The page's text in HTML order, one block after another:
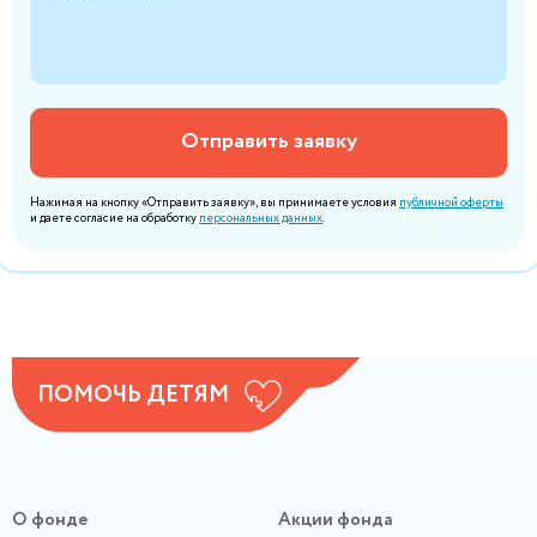
Отправить заявку
Нажимая на кнопку «Отправить заявку», вы принимаете условия публичной оферты
и даете согласие на обработку персональных данных.
ПОМОЧЬ ДЕТЯМ
О фонде
Акции фонда